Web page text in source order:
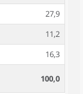
27,9
11,2
16,3
100,0